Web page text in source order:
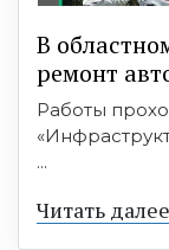
В
ремонт
Работы
...
Читать далее